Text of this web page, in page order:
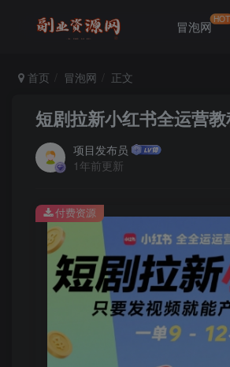
冒泡网 HOT
首页 冒泡网 正文
短剧拉新小红书全运营
项目发布员
1年前更新
付费资源